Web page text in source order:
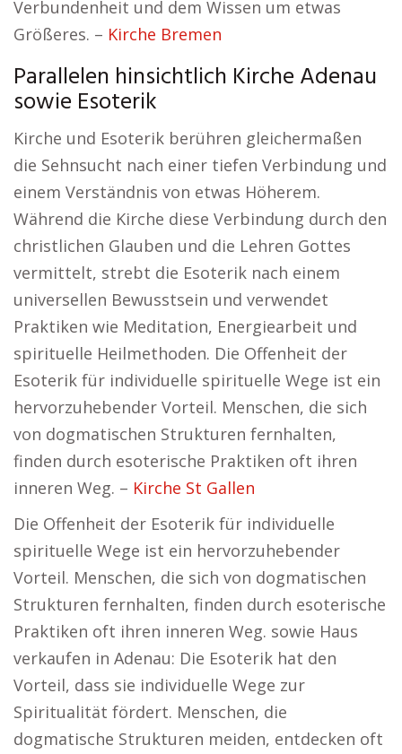
Verbundenheit und dem Wissen um etwas
Größeres. – Kirche Bremen
Parallelen hinsichtlich Kirche Adenau
sowie Esoterik
Kirche und Esoterik berühren gleichermaßen
die Sehnsucht nach einer tiefen Verbindung und
einem Verständnis von etwas Höherem.
Während die Kirche diese Verbindung durch den
christlichen Glauben und die Lehren Gottes
vermittelt, strebt die Esoterik nach einem
universellen Bewusstsein und verwendet
Praktiken wie Meditation, Energiearbeit und
spirituelle Heilmethoden. Die Offenheit der
Esoterik für individuelle spirituelle Wege ist ein
hervorzuhebender Vorteil. Menschen, die sich
von dogmatischen Strukturen fernhalten,
finden durch esoterische Praktiken oft ihren
inneren Weg. – Kirche St Gallen
Die Offenheit der Esoterik für individuelle
spirituelle Wege ist ein hervorzuhebender
Vorteil. Menschen, die sich von dogmatischen
Strukturen fernhalten, finden durch esoterische
Praktiken oft ihren inneren Weg. sowie Haus
verkaufen in Adenau: Die Esoterik hat den
Vorteil, dass sie individuelle Wege zur
Spiritualität fördert. Menschen, die
dogmatische Strukturen meiden, entdecken oft